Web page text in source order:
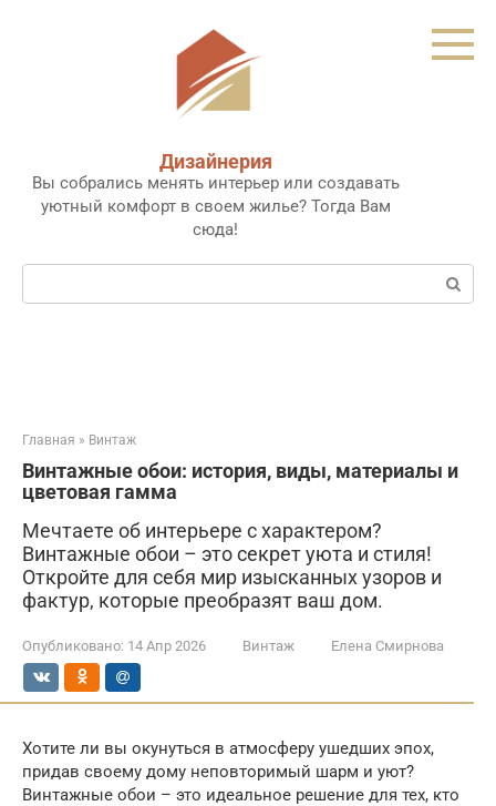
Дизайнерия
Вы собрались менять интерьер или создавать
уютный комфорт в своем жилье? Тогда Вам
сюда!
Поиск:
Главная » Винтаж
Винтажные обои: история, виды, материалы и
цветовая гамма
Мечтаете об интерьере с характером?
Винтажные обои – это секрет уюта и стиля!
Откройте для себя мир изысканных узоров и
фактур, которые преобразят ваш дом.
Опубликовано: 14 Апр 2026 Винтаж Елена Смирнова
Хотите ли вы окунуться в атмосферу ушедших эпох,
придав своему дому неповторимый шарм и уют?
Винтажные обои – это идеальное решение для тех, кто